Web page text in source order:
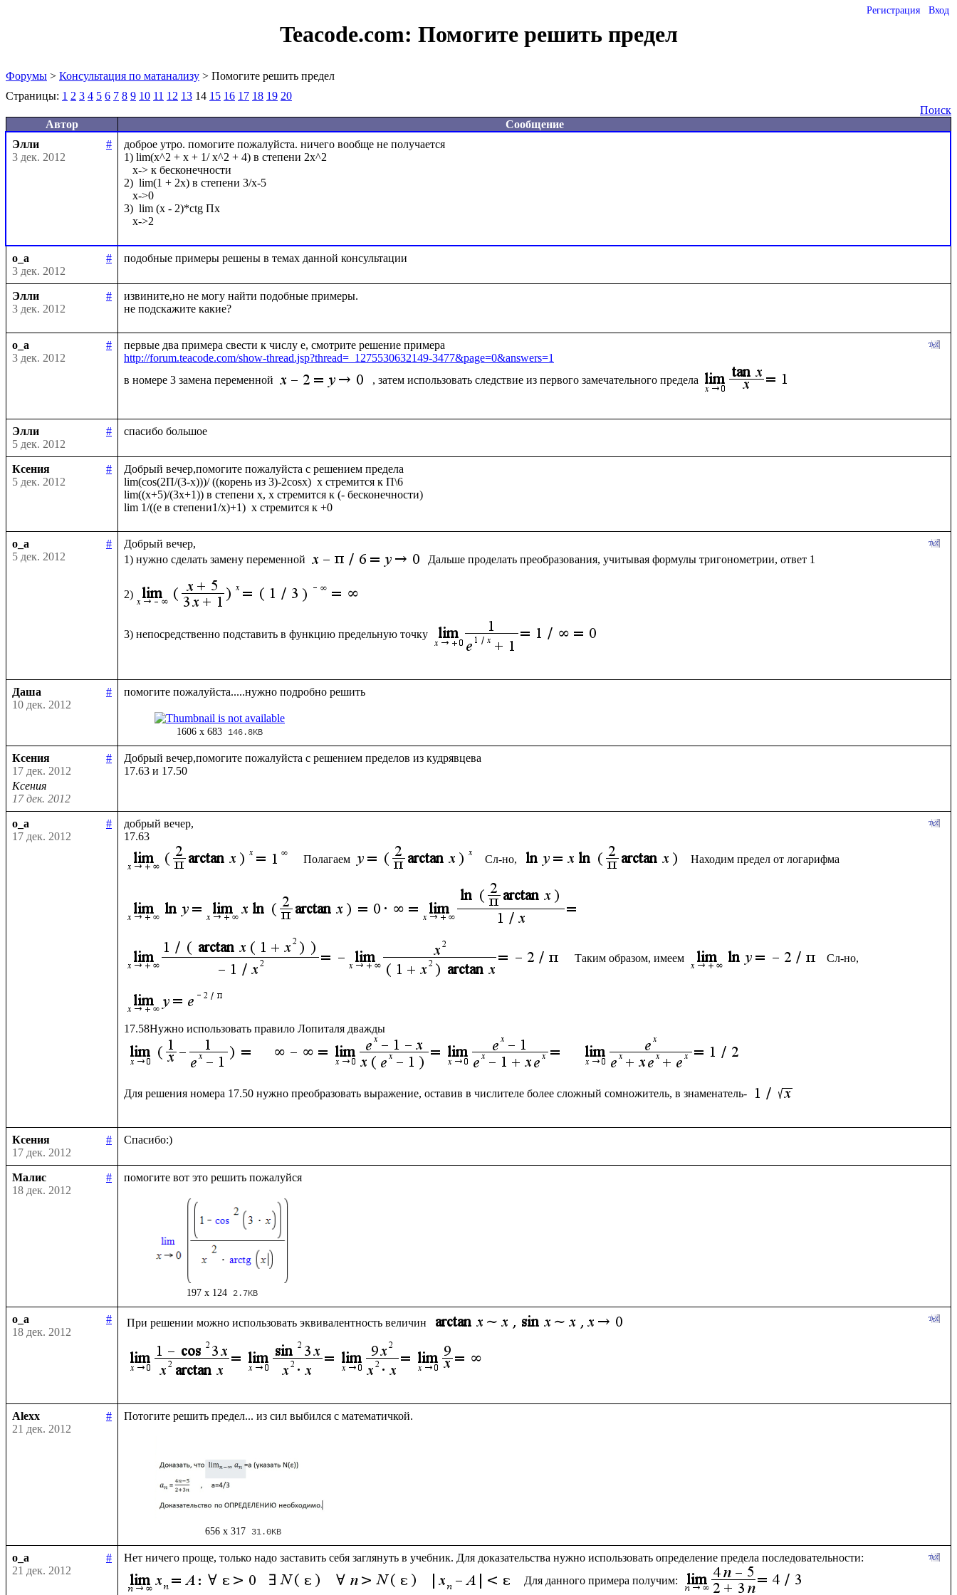
Регистрация Вход
Teacode.com: Помогите решить предел
Форумы > Консультация по матанализу > Помогите решить предел
Страницы: 1 2 3 4 5 6 7 8 9 10 11 12 13 14 15 16 17 18 19 20
Поиск
Автор
Сообщение
Элли
#
3 дек. 2012
доброе утро. помогите пожалуйста. ничего вообще не получается
1) lim(x^2 + x + 1/ x^2 + 4) в степени 2x^2
2)  lim(1 + 2x) в степени 3/x-5
3)  lim (x - 2)*ctg Пx
o_a
#
3 дек. 2012
Элли
#
3 дек. 2012
извините,но не могу найти подобные примеры.
o_a
#
3 дек. 2012
http://forum.teacode.com/show-thread.jsp?thread=_1275530632149-3477&page=0&answers=1
в номере 3 замена переменной
, затем использовать следствие из первого замечательного предела
Элли
#
5 дек. 2012
Ксения
#
5 дек. 2012
Добрый вечер,помогите пожалуйста с решением предела
lim(cos(2П/(3-x)))/ ((корень из 3)-2cosx)  x стремится к П\6
lim((х+5)/(3х+1)) в степени х, x стремится к (- бесконечности)
o_a
#
5 дек. 2012
Добрый вечер,
1) нужно сделать замену переменной
Дальше проделать преобразования, учитывая формулы тригонометрии, ответ 1
2)
3) непосредственно подставить в функцию предельную точку
Даша
#
10 дек. 2012
1606 x 683 146.8KB
Ксения
#
17 дек. 2012
Ксения
17 дек. 2012
Добрый вечер,помогите пожалуйста с решением пределов из кудрявцева
o_a
#
17 дек. 2012
добрый вечер,
Полагаем
Сл-но, Находим предел от логарифма
Таким образом, имеем Сл-но,
Для решения номера 17.50 нужно преобразовать выражение, оставив в числителе более сложный сомножитель, в знаменатель-
Ксения
#
17 дек. 2012
Малис
#
18 дек. 2012
197 x 124 2.7KB
o_a
#
18 дек. 2012
При решении можно использовать эквивалентность величин
Alexx
#
21 дек. 2012
656 x 317 31.0KB
o_a
#
21 дек. 2012
Нет ничего проще, только надо заставить себя заглянуть в учебник. Для доказательства нужно использовать определение предела последовательности:
Для данного примера получим: